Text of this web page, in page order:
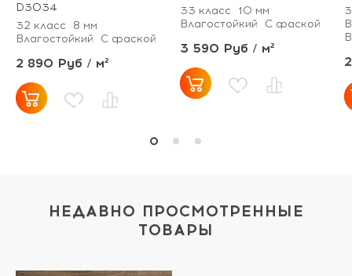
D3034
32 класс
8 мм
Влагостойкий
С фаской
2 890 Руб / м²
33 класс
10 мм
Влагостойкий
С фаской
3 590 Руб / м²
НЕДАВНО ПРОСМОТРЕННЫЕ
ТОВАРЫ